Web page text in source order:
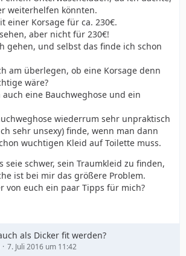
weiterhelfen könnten.
einer Korsage für ca. 230€.
aber nicht für 230€!
gehen, und selbst das finde ich schon
am überlegen, ob eine Korsage denn
wäre?
eine Bauchweghose und ein
wiederrum sehr unpraktisch
sehr unsexy) finde, wenn man dann
wuchtigen Kleid auf Toilette muss.
seie schwer, sein Traumkleid zu finden,
ist bei mir das größere Problem.
von euch ein paar Tipps für mich?
als Dicker fit werden?
7. Juli 2016 um 11:42